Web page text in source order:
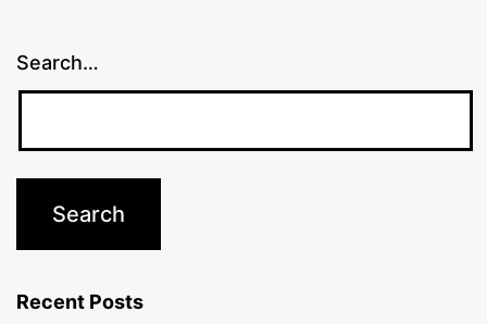
Search…
Recent Posts